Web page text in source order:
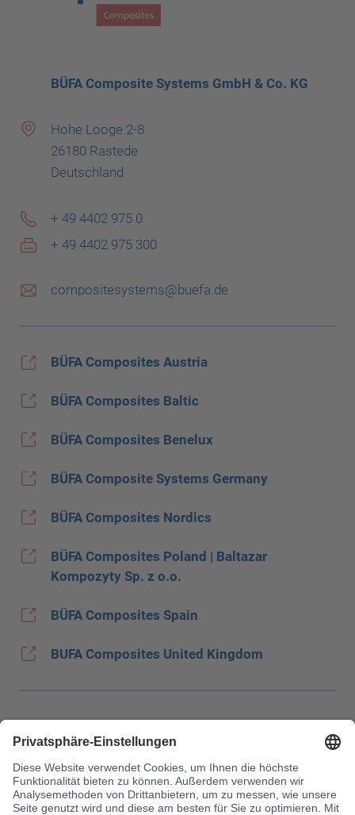
BÜFA Composite Systems GmbH & Co. KG
Hohe Looge 2-8
26180 Rastede
Deutschland
+ 49 4402 975 0
+ 49 4402 975 300
compositesystems@buefa.de
BÜFA Composites Austria
BÜFA Composites Baltic
BÜFA Composites Benelux
BÜFA Composite Systems Germany
BÜFA Composites Nordics
BÜFA Composites Poland | Baltazar
Kompozyty Sp. z o.o.
BÜFA Composites Spain
BUFA Composites United Kingdom
Datenschutz
JEC Trade Show